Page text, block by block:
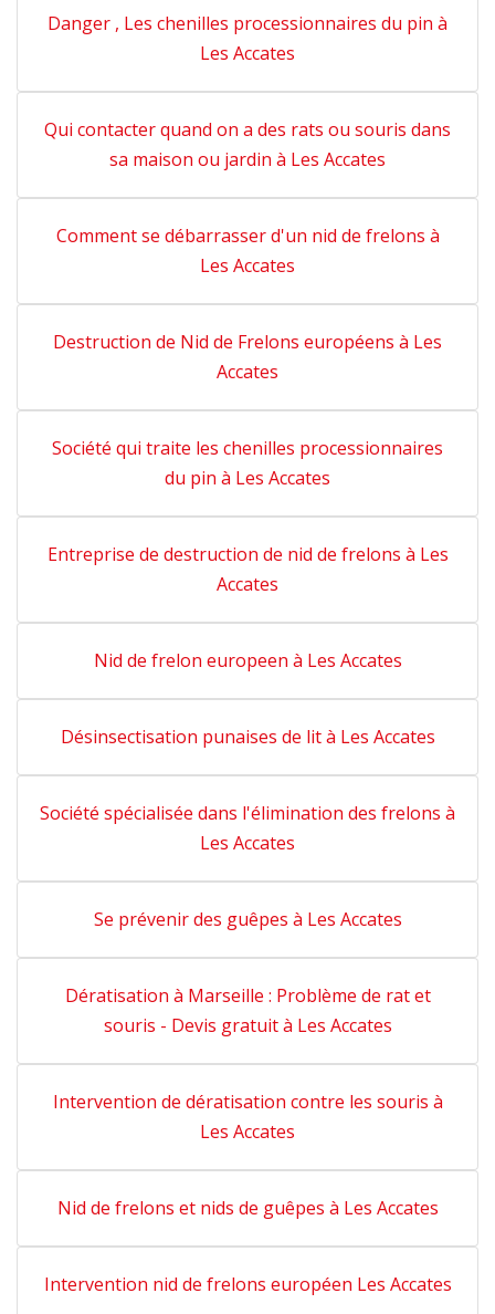
Danger , Les chenilles processionnaires du pin à
Les Accates
Qui contacter quand on a des rats ou souris dans
sa maison ou jardin à Les Accates
Comment se débarrasser d'un nid de frelons à
Les Accates
Destruction de Nid de Frelons européens à Les
Accates
Société qui traite les chenilles processionnaires
du pin à Les Accates
Entreprise de destruction de nid de frelons à Les
Accates
Nid de frelon europeen à Les Accates
Désinsectisation punaises de lit à Les Accates
Société spécialisée dans l'élimination des frelons à
Les Accates
Se prévenir des guêpes à Les Accates
Dératisation à Marseille : Problème de rat et
souris - Devis gratuit à Les Accates
Intervention de dératisation contre les souris à
Les Accates
Nid de frelons et nids de guêpes à Les Accates
Intervention nid de frelons européen Les Accates